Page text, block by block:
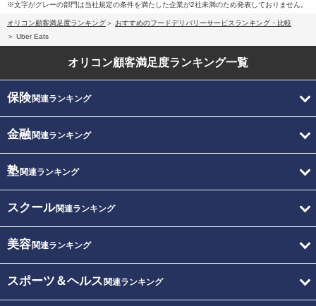
※文字がグレーの部門は当社規定の条件を満たした企業が2社未満のため発表しておりません。
オリコン顧客満足度ランキング
おすすめのフードデリバリーサービスランキング・比較
Uber Eats
オリコン顧客満足度ランキング一覧
保険関連ランキング
金融関連ランキング
塾関連ランキング
スクール関連ランキング
美容関連ランキング
スポーツ＆ヘルス 関連ランキング